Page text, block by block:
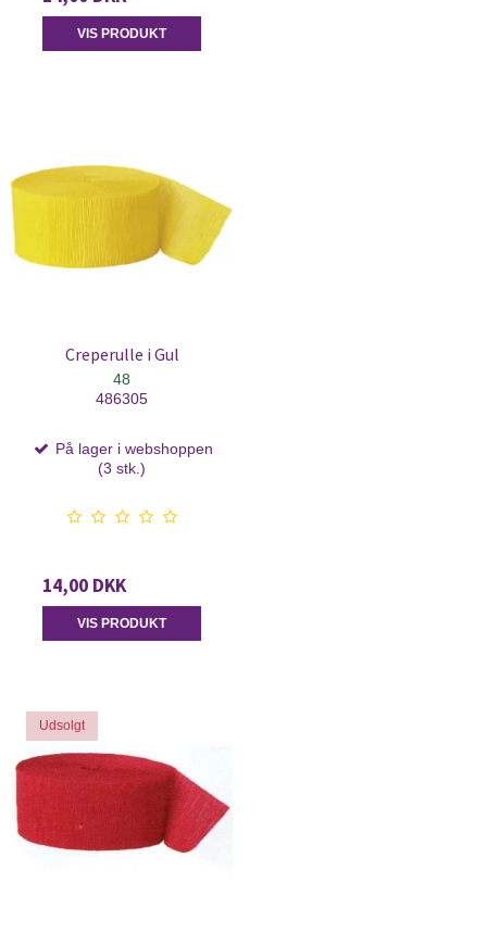
VIS PRODUKT
Creperulle i Gul
48
486305
På lager i webshoppen
(3 stk.)
14,00 DKK
VIS PRODUKT
Udsolgt